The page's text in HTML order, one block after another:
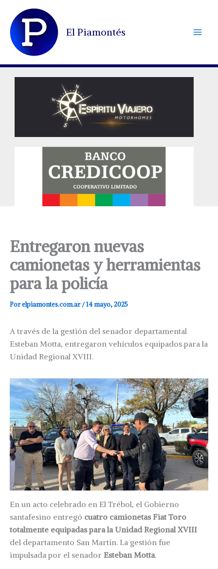
contenido
El Piamontés
Entregaron nuevas
camionetas y herramientas
para la policía
Porelpiamontes.com.ar/14 mayo, 2025
A través de la gestión del senador departamental
Esteban Motta, entregaron vehículos equipados para la
Unidad Regional XVIII.
En un acto celebrado en El Trébol, el Gobierno
santafesino entregó cuatro camionetas Fiat Toro
totalmente equipadas para la Unidad Regional XVIII
del departamento San Martín. La gestión fue
impulsada por el senador Esteban Motta.